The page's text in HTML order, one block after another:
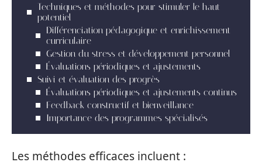
Techniques et méthodes pour stimuler le haut
potentiel
Différenciation pédagogique et enrichissement
curriculaire
Gestion du stress et développement personnel
Évaluations périodiques et ajustements
Suivi et évaluation des progrès
Évaluations périodiques et ajustements continus
Feedback constructif et bienveillance
Importance des programmes spécialisés
Les méthodes efficaces incluent :